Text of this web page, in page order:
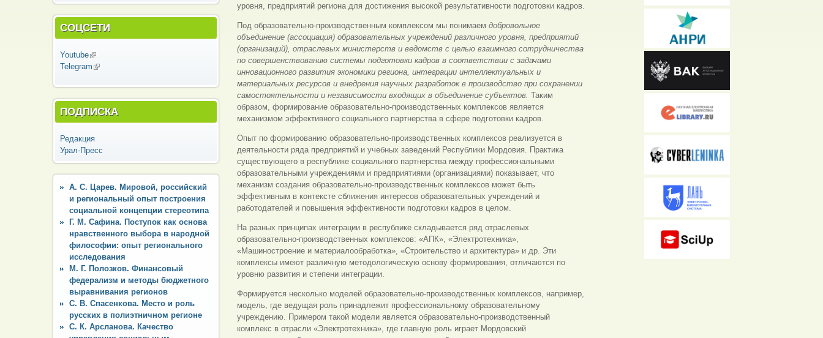
СОЦСЕТИ
Youtube(внешняя ссылка)
Telegram (внешняя ссылка)
ПОДПИСКА
Редакция
Урал-Пресс
А. С. Царев. Мировой, российский
и региональный опыт построения
социальной концепции стереотипа
Г. М. Сафина. Поступок как основа
нравственного выбора в народной
философии: опыт регионального
исследования
М. Г. Полозков. Финансовый
федерализм и методы бюджетного
выравнивания регионов
С. В. Спасенкова. Место и роль
русских в полиэтничном регионе
С. К. Арсланова. Качество
уровня, предприятий региона для достижения высокой результативности подготовки кадров.
Под образовательно-производственным комплексом мы понимаем добровольное
объединение (ассоциация) образовательных учреждений различного уровня, предприятий
(организаций), отраслевых министерств и ведомств с целью взаимного сотрудничества
по совершенствованию системы подготовки кадров в соответствии с задачами
инновационного развития экономики региона, интеграции интеллектуальных и
материальных ресурсов и внедрения научных разработок в производство при сохранении
самостоятельности и независимости входящих в объединение субъектов. Таким
образом, формирование образовательно-производственных комплексов является
механизмом эффективного социального партнерства в сфере подготовки кадров.
Опыт по формированию образовательно-производственных комплексов реализуется в
деятельности ряда предприятий и учебных заведений Республики Мордовия. Практика
существующего в республике социального партнерства между профессиональными
образовательными учреждениями и предприятиями (организациями) показывает, что
механизм создания образовательно-производственных комплексов может быть
эффективным в контексте сближения интересов образовательных учреждений и
работодателей и повышения эффективности подготовки кадров в целом.
На разных принципах интеграции в республике складывается ряд отраслевых
образовательно-производственных комплексов: «АПК», «Электротехника»,
«Машиностроение и материалообработка», «Строительство и архитектура» и др. Эти
комплексы имеют различную методологическую основу формирования, отличаются по
уровню развития и степени интеграции.
Формируется несколько моделей образовательно-производственных комплексов, например,
модель, где ведущая роль принадлежит профессиональному образовательному
учреждению. Примером такой модели является образовательно-производственный
комплекс в отрасли «Электротехника», где главную роль играет Мордовский